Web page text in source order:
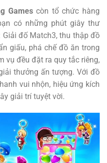
Gamescòn tổ chức hàng
có những phút giây thư
đố Match3, thu thập đồ
giấu, phá chế đồ ăn trong
vụ đều đặt ra quy tắc riêng,
thưởng ấn tượng. Với đồ
vui nhộn, hiệu ứng kích
giải trí tuyệt vời.